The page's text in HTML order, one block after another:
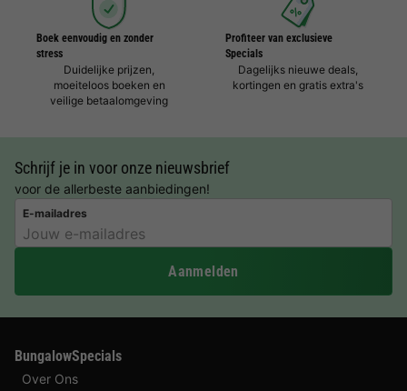
Boek eenvoudig en zonder
stress
Duidelijke prijzen,
moeiteloos boeken en
veilige betaalomgeving
Profiteer van exclusieve
Specials
Dagelijks nieuwe deals,
kortingen en gratis extra's
Schrijf je in voor onze nieuwsbrief
voor de allerbeste aanbiedingen!
E-mailadres
Aanmelden
BungalowSpecials
Over Ons